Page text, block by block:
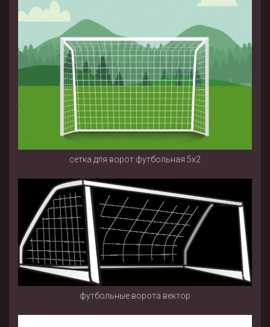
сетка для ворот футбольная 5х2
футбольные ворота вектор